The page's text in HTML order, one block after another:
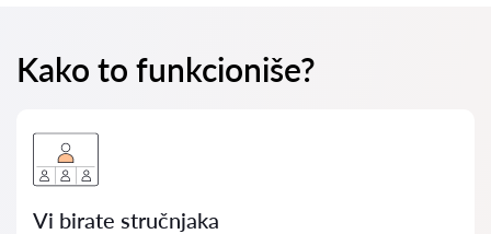
Kako to funkcioniše?
Vi birate stručnjaka